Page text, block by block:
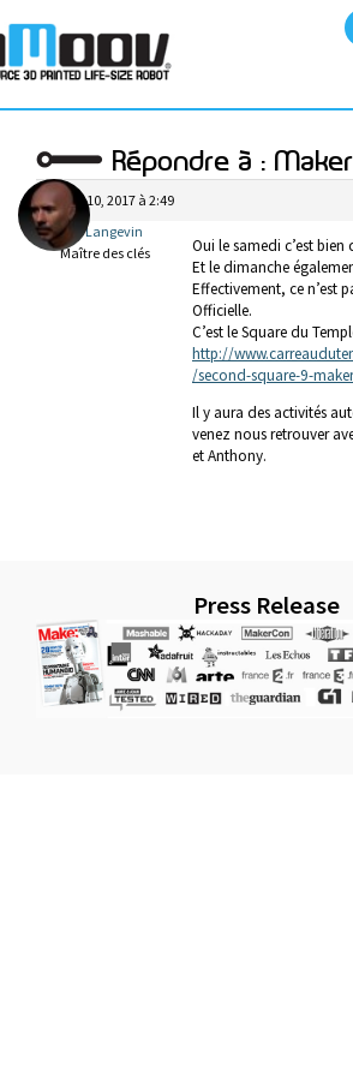
Répondre à :
février 10, 2017 à 2:49
Gael Langevin
Maître des clés
Oui le samedi c’est
Et le dimanche
Effectivement, ce n’est
Officielle.
C’est le Square du
http://
/second-square-9-
Il y aura des activités
venez nous retrouver
et Anthony.
Press Release